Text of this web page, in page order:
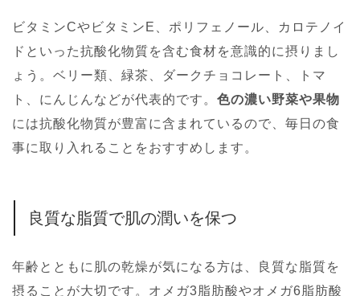
ビタミンCやビタミンE、ポリフェノール、カロテノイ
ドといった抗酸化物質を含む食材を意識的に摂りまし
ょう。ベリー類、緑茶、ダークチョコレート、トマ
ト、にんじんなどが代表的です。 色の濃い野菜や果物
には抗酸化物質が豊富に含まれているので、毎日の食
事に取り入れることをおすすめします。
良質な脂質で肌の潤いを保つ
年齢とともに肌の乾燥が気になる方は、良質な脂質を
摂ることが大切です。オメガ3脂肪酸やオメガ6脂肪酸